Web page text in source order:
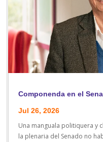
Componenda en el
Jul 26, 2026
Una manguala politiquera y
la plenaria del Senado no